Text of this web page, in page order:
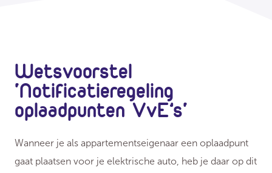
Wetsvoorstel
'Notificatieregeling
oplaadpunten VvE’s'
Wanneer je als appartementseigenaar een oplaadpunt
gaat plaatsen voor je elektrische auto, heb je daar op dit